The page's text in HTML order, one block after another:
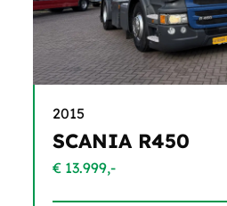
2015
SCANIA R450
€ 13.999,-